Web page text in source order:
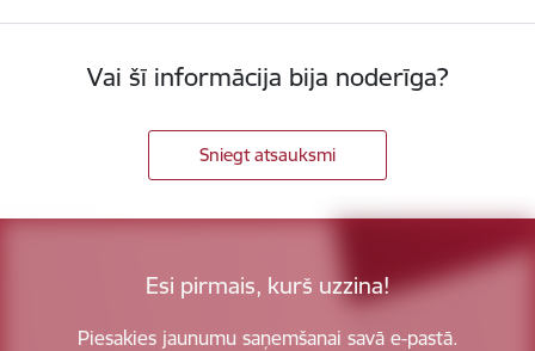
Vai šī informācija bija noderīga?
Sniegt atsauksmi
Esi pirmais, kurš uzzina!
Piesakies jaunumu saņemšanai savā e-pastā.